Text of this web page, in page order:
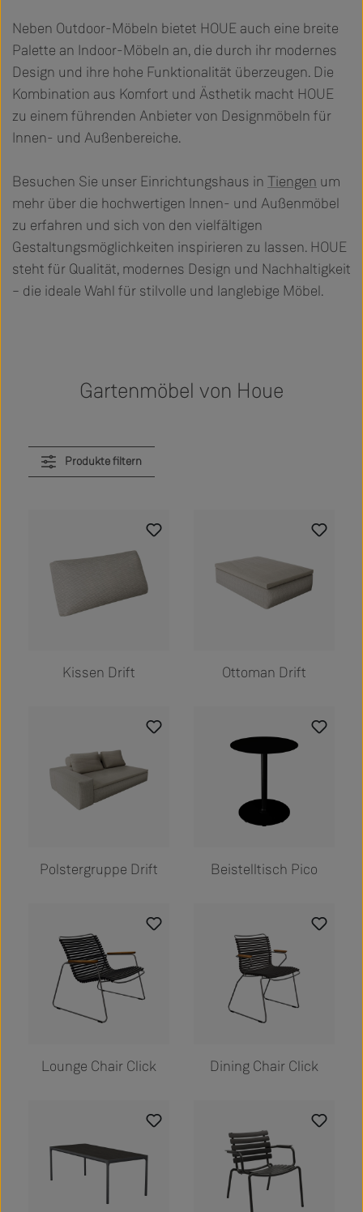
Neben Outdoor-Möbeln bietet HOUE auch eine breite
Palette an Indoor-Möbeln an, die durch ihr modernes
Design und ihre hohe Funktionalität überzeugen. Die
Kombination aus Komfort und Ästhetik macht HOUE
zu einem führenden Anbieter von Designmöbeln für
Innen- und Außenbereiche.
Besuchen Sie unser Einrichtungshaus in Tiengen um
mehr über die hochwertigen Innen- und Außenmöbel
zu erfahren und sich von den vielfältigen
Gestaltungsmöglichkeiten inspirieren zu lassen. HOUE
steht für Qualität, modernes Design und Nachhaltigkeit
– die ideale Wahl für stilvolle und langlebige Möbel.
Gartenmöbel von Houe
Produkte filtern
Kissen Drift Ottoman Drift
Polstergruppe Drift Beistelltisch Pico
Lounge Chair Click Dining Chair Click